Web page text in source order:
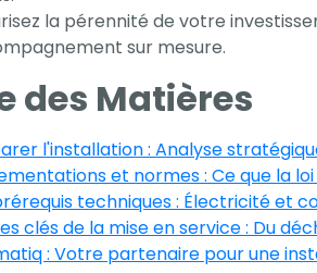
la pérennité de votre
sur mesure.
des Matières
l'installation : Analyse
et normes : Ce que la
techniques : Électricité et
clés de la mise en service : Du
: Votre partenaire pour une